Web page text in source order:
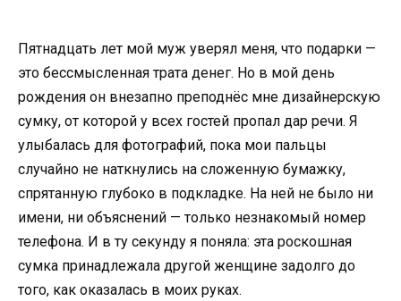
Пятнадцать лет мой муж уверял меня, что подарки —
это бессмысленная трата денег. Но в мой день
рождения он внезапно преподнёс мне дизайнерскую
сумку, от которой у всех гостей пропал дар речи. Я
улыбалась для фотографий, пока мои пальцы
случайно не наткнулись на сложенную бумажку,
спрятанную глубоко в подкладке. На ней не было ни
имени, ни объяснений — только незнакомый номер
телефона. И в ту секунду я поняла: эта роскошная
сумка принадлежала другой женщине задолго до
того, как оказалась в моих руках.